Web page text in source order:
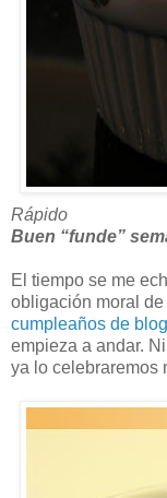
Rápido
Buen “funde”
El tiempo se me
obligación moral de
cumpleaños de blog
empieza a andar.
ya lo celebraremos